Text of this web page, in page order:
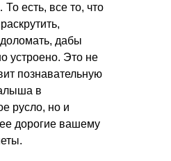
есть, все то, что
дабы
устроено. Это не
познавательную
в
русло, но и
дорогие вашему